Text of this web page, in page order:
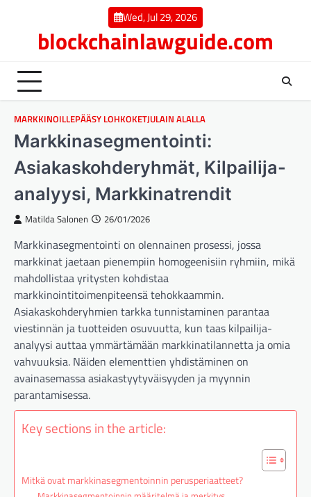
Wed, Jul 29, 2026
blockchainlawguide.com
MARKKINOILLEPÄÄSY LOHKOKETJULAIN ALALLA
Markkinasegmentointi:
Asiakaskohderyhmät, Kilpailija-
analyysi, Markkinatrendit
Matilda Salonen 26/01/2026
Markkinasegmentointi on olennainen prosessi, jossa
markkinat jaetaan pienempiin homogeenisiin ryhmiin, mikä
mahdollistaa yritysten kohdistaa
markkinointitoimenpiteensä tehokkaammin.
Asiakaskohderyhmien tarkka tunnistaminen parantaa
viestinnän ja tuotteiden osuvuutta, kun taas kilpailija-
analyysi auttaa ymmärtämään markkinatilannetta ja omia
vahvuuksia. Näiden elementtien yhdistäminen on
avainasemassa asiakastyytyväisyyden ja myynnin
parantamisessa.
Key sections in the article:
Mitkä ovat markkinasegmentoinnin perusperiaatteet?